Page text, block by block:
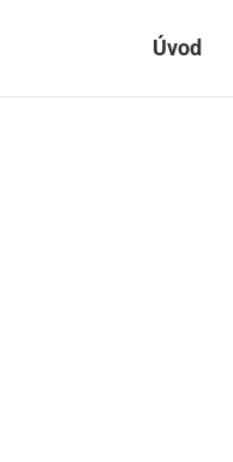
Úvod